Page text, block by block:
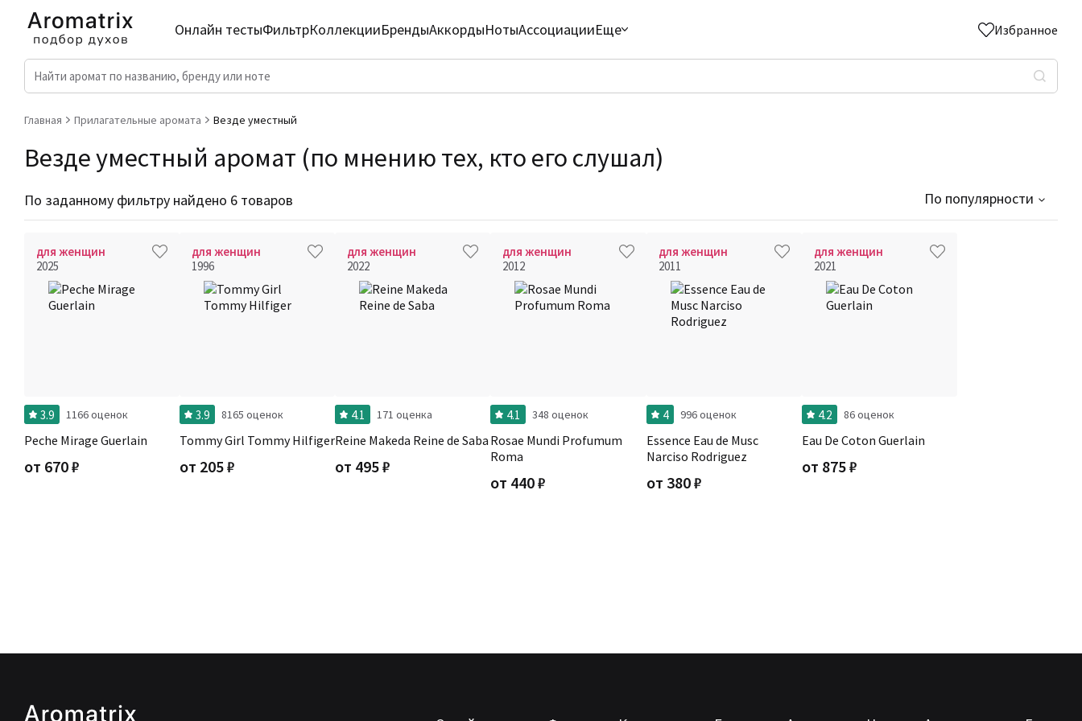
Онлайн тестыФильтрКоллекцииБрендыАккордыНотыАссоциацииЕще Избранное
Главная Прилагательные аромата Везде уместный
Везде уместный аромат (по мнению тех, кто его слушал)
По заданному фильтру найдено 6 товаров По популярности
для женщин
2025
3.9 1166 оценок
Peche Mirage Guerlain
от 670₽
для женщин
1996
3.9 8165 оценок
Tommy Girl Tommy Hilfiger
от 205₽
для женщин
2022
4.1 171 оценка
Reine Makeda Reine de Saba
от 495₽
для женщин
2012
4.1 348 оценок
Rosae Mundi Profumum
Roma
от 440₽
для женщин
2011
4 996 оценок
Essence Eau de Musc
Narciso Rodriguez
от 380₽
для женщин
2021
4.2 86 оценок
Eau De Coton Guerlain
от 875₽